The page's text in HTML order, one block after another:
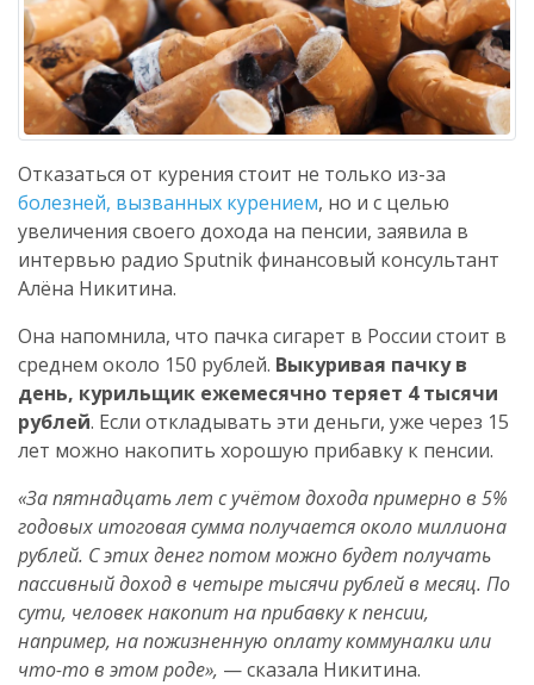
Отказаться от курения стоит не только из-за
болезней, вызванных курением, но и с целью
увеличения своего дохода на пенсии, заявила в
интервью радио Sputnik финансовый консультант
Алёна Никитина.
Она напомнила, что пачка сигарет в России стоит в
среднем около 150 рублей. Выкуривая пачку в
день, курильщик ежемесячно теряет 4 тысячи
рублей. Если откладывать эти деньги, уже через 15
лет можно накопить хорошую прибавку к пенсии.
«За пятнадцать лет с учётом дохода примерно в 5%
годовых итоговая сумма получается около миллиона
рублей. С этих денег потом можно будет получать
пассивный доход в четыре тысячи рублей в месяц. По
сути, человек накопит на прибавку к пенсии,
например, на пожизненную оплату коммуналки или
что-то в этом роде», — сказала Никитина.